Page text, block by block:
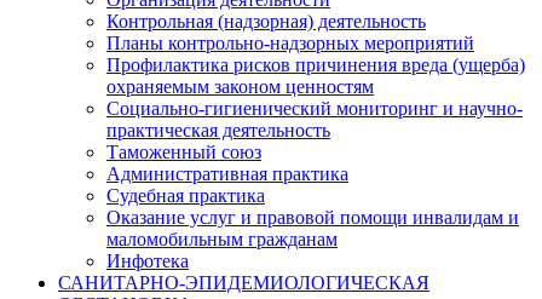
Контрольная (надзорная) деятельность
Планы контрольно-надзорных мероприятий
Профилактика рисков причинения вреда (ущерба)
охраняемым законом ценностям
Социально-гигиенический мониторинг и научно-
практическая деятельность
Таможенный союз
Административная практика
Судебная практика
Оказание услуг и правовой помощи инвалидам и
маломобильным гражданам
Инфотека
САНИТАРНО-ЭПИДЕМИОЛОГИЧЕСКАЯ